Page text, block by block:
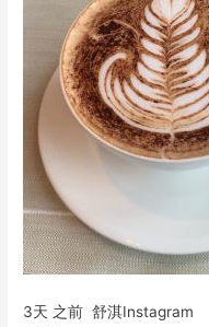
3天 之前 舒淇Instagram